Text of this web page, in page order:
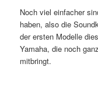
Noch viel einfacher
haben, also die
der ersten Modelle
Yamaha, die noch
mitbringt.